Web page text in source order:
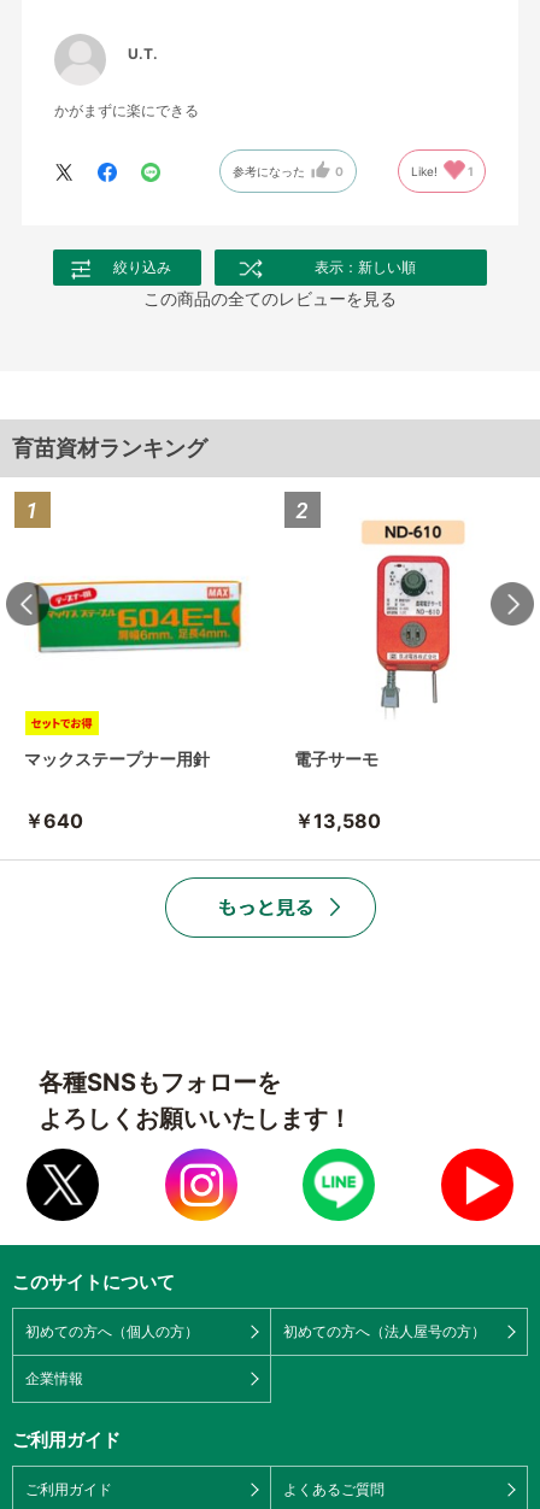
U.T.
かがまずに楽にできる
参考になった 0 Like! 1
絞り込み 表示：新しい順
この商品の全てのレビューを見る
育苗資材ランキング
マックステープナー用針
￥640
電子サーモ
￥13,580
各種SNSもフォローを
よろしくお願いいたします！
このサイトについて
初めての方へ（個人の方） 初めての方へ（法人屋号の方）
企業情報
ご利用ガイド
ご利用ガイド よくあるご質問